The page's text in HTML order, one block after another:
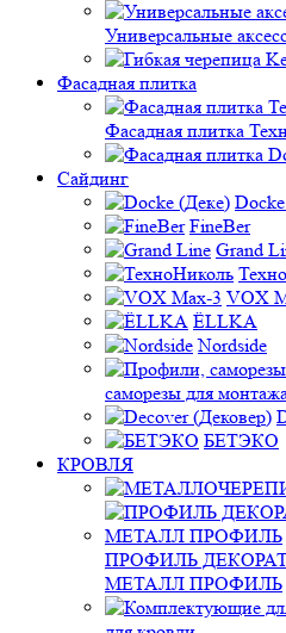
Универсальные
Фасадная плитка
Фасадная плитка
Сайдинг
FineBer
Grand
VOX
ЁLLKA
Nordside
саморезы для
БЕТЭКО
КРОВЛЯ
ПРОФИЛЬ
МЕТАЛЛ ПРОФИЛЬ